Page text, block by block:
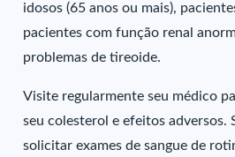
idosos (65 anos ou mais),
pacientes com função renal
problemas de tireoide.
Visite regularmente seu médico
seu colesterol e efeitos adversos.
solicitar exames de sangue de